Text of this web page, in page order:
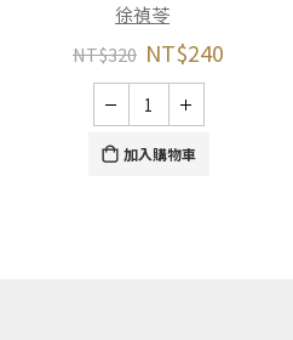
徐禎苓
NT$320 NT$240
加入購物車